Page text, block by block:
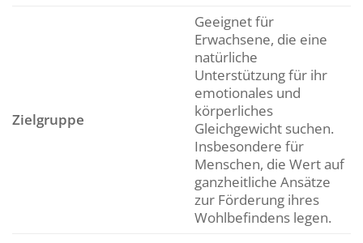
Zielgruppe
Geeignet für
Erwachsene, die eine
natürliche
Unterstützung für ihr
emotionales und
körperliches
Gleichgewicht suchen.
Insbesondere für
Menschen, die Wert auf
ganzheitliche Ansätze
zur Förderung ihres
Wohlbefindens legen.